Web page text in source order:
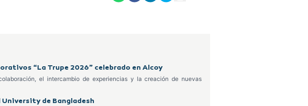
“La Trupe 2026” celebrado en Alcoy
el intercambio de experiencias y la creación de nuevas
de Bangladesh